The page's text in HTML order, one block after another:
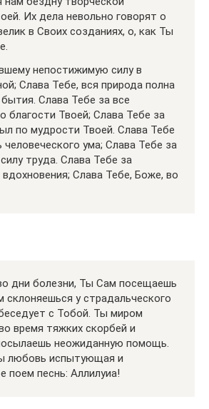
Их дела невольно говорят о
в Своих созданиях, о, как Ты
непостижимую силу в
Слава Тебе, вся природа полна
Слава Тебе за все
благости Твоей; Слава Тебе за
по мудрости Твоей. Слава Тебе
человеческого ума; Слава Тебе за
труда. Слава Тебе за
Слава Тебе, Боже, во
дни болезни, Ты Сам посещаешь
у страдальческого
с Тобой. Ты миром
время тяжких скорбей и
неожиданную помощь.
любовь испытующая и
поем песнь: Аллилуиа!